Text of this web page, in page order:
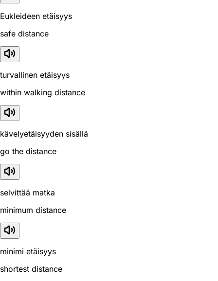
Eukleideen etäisyys
safe distance
turvallinen etäisyys
within walking distance
kävelyetäisyyden sisällä
go the distance
selvittää matka
minimum distance
minimi etäisyys
shortest distance